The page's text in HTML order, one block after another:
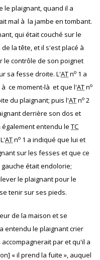
le plaignant, quand il a
mal à la jambe en tombant.
qui était couché sur le
la tête, et il s'est placé à
le contrôle de son poignet
sa fesse droite. L'ATno 1 a
ce moment-là et que l'ATno
du plaignant; puis l'ATno 2
derrière son dos et
également entendu le TC
ATno 1 a indiqué que lui et
sur les fesses et que ce
était endolorie;
le plaignant pour le
tenir sur ses pieds.
de la maison et se
entendu le plaignant crier
par et qu'il a
« il prend la fuite », auquel